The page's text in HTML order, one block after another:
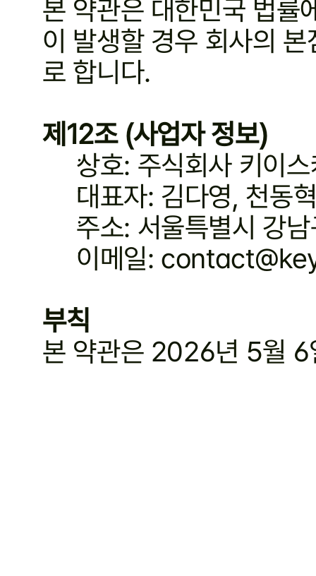
본 약관은 대한민국 법률
이 발생할 경우 회사의
로 합니다.
제12조 (사업자 정보)
상호: 주식회사 키이
대표자: 김다영, 천동
주소: 서울특별시 강
이메일:
부칙
본 약관은 2026년 5월 6